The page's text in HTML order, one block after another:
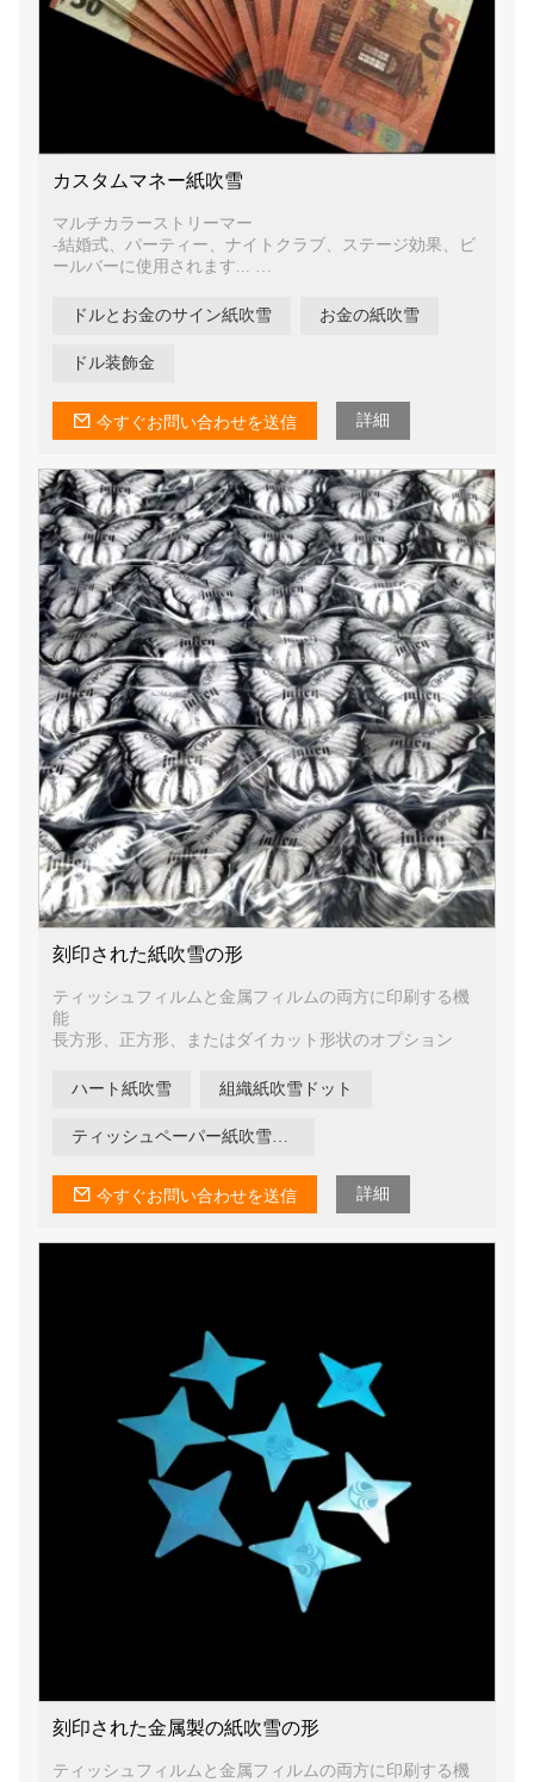
カスタムマネー紙吹雪
マルチカラーストリーマー
-結婚式、パーティー、ナイトクラブ、ステージ効果、ビ
ールバーに使用されます...
ドルとお金のサイン紙吹雪
お金の紙吹雪
ドル装飾金
今すぐお問い合わせを送信 詳細
刻印された紙吹雪の形
ティッシュフィルムと金属フィルムの両方に印刷する機
能
長方形、正方形、またはダイカット形状のオプション
ハート紙吹雪 組織紙吹雪ドット
ティッシュペーパー紙吹雪ドット
今すぐお問い合わせを送信 詳細
刻印された金属製の紙吹雪の形
ティッシュフィルムと金属フィルムの両方に印刷する機